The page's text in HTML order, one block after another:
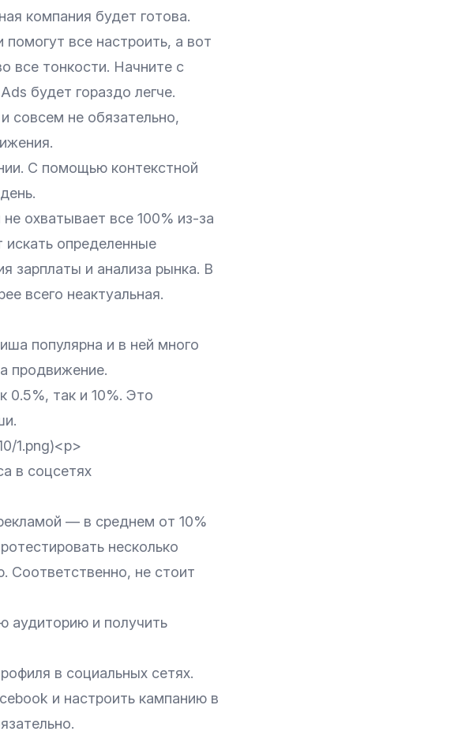
компания будет готова.
все настроить, а вот
все тонкости. Начните с
будет гораздо легче.
совсем не обязательно,
С помощью контекстной
охватывает все 100% из-за
определенные
зарплаты и анализа рынка. В
всего неактуальная.
популярна и в ней много
продвижение.
0.5%, так и 10%. Это
1.png)<p>
в соцсетях
— в среднем от 10%
несколько
Соответственно, не стоит
аудиторию и получить
в социальных сетях.
и настроить кампанию в